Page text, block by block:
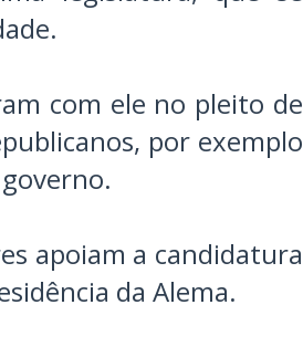
com ele no pleito de
por exemplo
apoiam a candidatura
da Alema.